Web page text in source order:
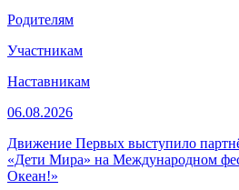
Родителям
Участникам
Наставникам
06.08.2026
Движение Первых выступило
«Дети Мира» на Международном
Океан!»